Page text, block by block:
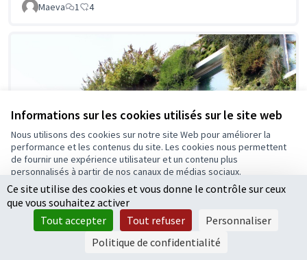
Informations sur les cookies utilisés sur le site web
Nous utilisons des cookies sur notre site Web pour améliorer la
performance et les contenus du site. Les cookies nous permettent
de fournir une expérience utilisateur et un contenu plus
personnalisés à partir de nos canaux de médias sociaux.
Tout accepter
Accepter seulement les cookies essentiels
Paramètres
Maeva 1 4
Ce site utilise des cookies et vous donne le contrôle sur ceux
que vous souhaitez activer
Tout accepter
Tout refuser
Personnaliser
Politique de confidentialité